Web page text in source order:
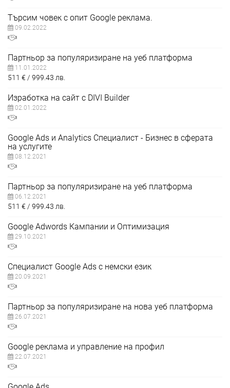
Търсим човек с опит Google реклама.
09.02.2022
Партньор за популяризиране на уеб платформа
11.01.2022
511 € 999.43 лв.
Изработка на сайт с DIVI Builder
02.01.2022
Google Ads и Analytics Специалист - Бизнес в сферата
на услугите
08.12.2021
Партньор за популяризиране на уеб платформа
06.12.2021
511 € 999.43 лв.
Google Adwords Кампании и Оптимизация
29.10.2021
Специалист Google Ads с немски език
20.09.2021
Партньор за популяризиране на нова уеб платформа
26.07.2021
Google реклама и управление на профил
22.07.2021